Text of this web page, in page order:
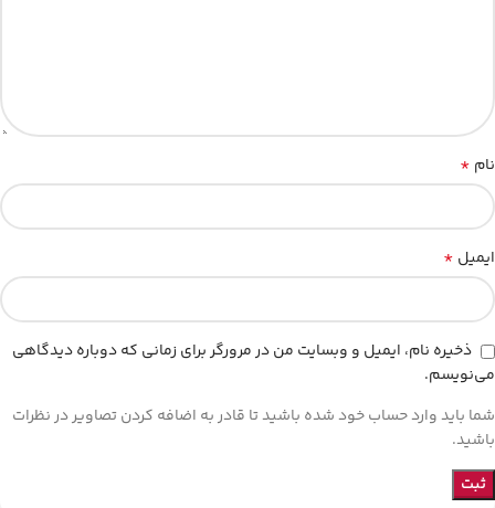
نام *
ایمیل *
ذخیره نام، ایمیل و وبسایت من در مرورگر برای زمانی که دوباره دیدگاهی
می‌نویسم.
شما باید وارد حساب خود شده باشید تا قادر به اضافه کردن تصاویر در نظرات
باشید.